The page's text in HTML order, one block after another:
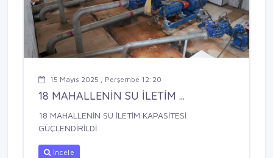
15 Mayıs 2025 , Perşembe 12:20
18 MAHALLENİN SU İLETİM ...
18 MAHALLENİN SU İLETİM KAPASİTESİ
GÜÇLENDİRİLDİ
İncele